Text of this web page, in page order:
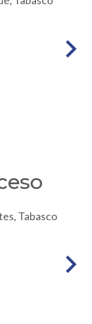
Tabasco